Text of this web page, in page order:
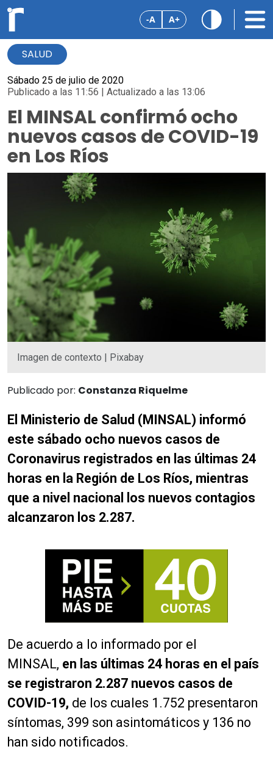
-A A+
SALUD
Sábado 25 de julio de 2020
Publicado a las 11:56 | Actualizado a las 13:06
El MINSAL confirmó ocho
nuevos casos de COVID-19
en Los Ríos
Imagen de contexto | Pixabay
Publicado por: Constanza Riquelme
El Ministerio de Salud (MINSAL) informó
este sábado ocho nuevos casos de
Coronavirus registrados en las últimas 24
horas en la Región de Los Ríos, mientras
que a nivel nacional los nuevos contagios
alcanzaron los 2.287.
De acuerdo a lo informado por el
MINSAL, en las últimas 24 horas en el país
se registraron 2.287 nuevos casos de
COVID-19, de los cuales 1.752 presentaron
síntomas, 399 son asintomáticos y 136 no
han sido notificados.